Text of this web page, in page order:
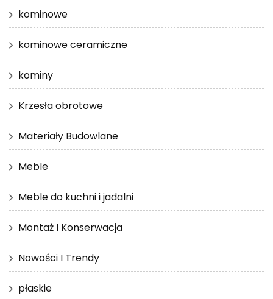
kominowe
kominowe ceramiczne
kominy
Krzesła obrotowe
Materiały Budowlane
Meble
Meble do kuchni i jadalni
Montaż I Konserwacja
Nowości I Trendy
płaskie